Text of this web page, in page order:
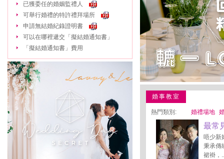
已獲委任的婚姻監禮人
可舉行婚禮的特許禮拜場所
申請無結婚紀錄證明書
可以在哪裡遞交「擬結婚通知書」
「擬結婚通知書」費用
婚事教室
熱門類別: 婚禮場地
最常
唔少新
秉承傳
裙褂，